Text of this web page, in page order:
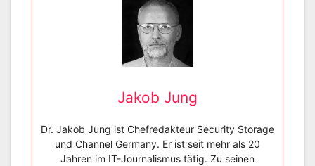
Jakob Jung
Dr. Jakob Jung ist Chefredakteur Security Storage
und Channel Germany. Er ist seit mehr als 20
Jahren im IT-Journalismus tätig. Zu seinen